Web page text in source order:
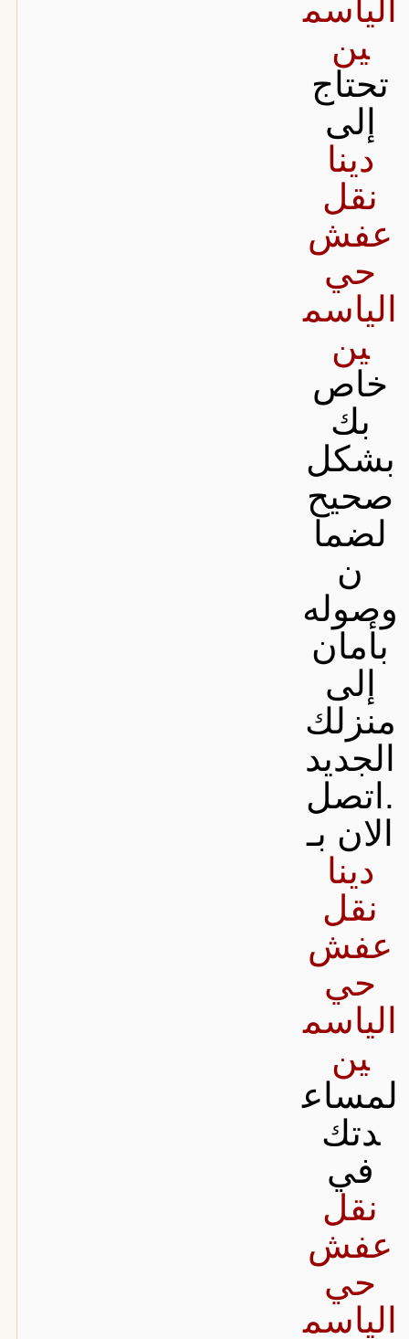
الياسم
ين
تحتاج
إلى
دينا
نقل
عفش
حي
الياسم
ين
خاص
بك
بشكل
صحيح
لضما
ن
وصوله
بأمان
إلى
منزلك
الجديد
.اتصل
الان بـ
دينا
نقل
عفش
حي
الياسم
ين
لمساع
دتك
في
نقل
عفش
حي
الياسم